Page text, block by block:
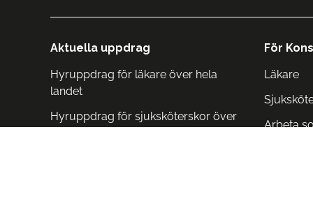
Aktuella uppdrag
Hyruppdrag för läkare över hela
landet
Hyruppdrag för sjuksköterskor över
För
Läkare
Arbeta